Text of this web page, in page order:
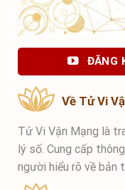
ĐĂNG
Về Tử Vi
Tử Vi Vận Mạng là
lý số. Cung cấp
người hiểu rõ về bản